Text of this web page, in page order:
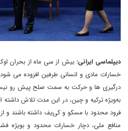
دیپلماسی ایرانی: بیش از سی ماه از بحران
خسارات مادی و انسانی طرفین افزوده می
درگیری ها و حرکت به سمت صلح پیش رو
به‌ویژه ترکیه و چین، در این مدت تلاش داشته
فرود محدود با مسکو و کی‌یف داشته باشند و
منافع ملی، دچار خسارات محدود و بویژه